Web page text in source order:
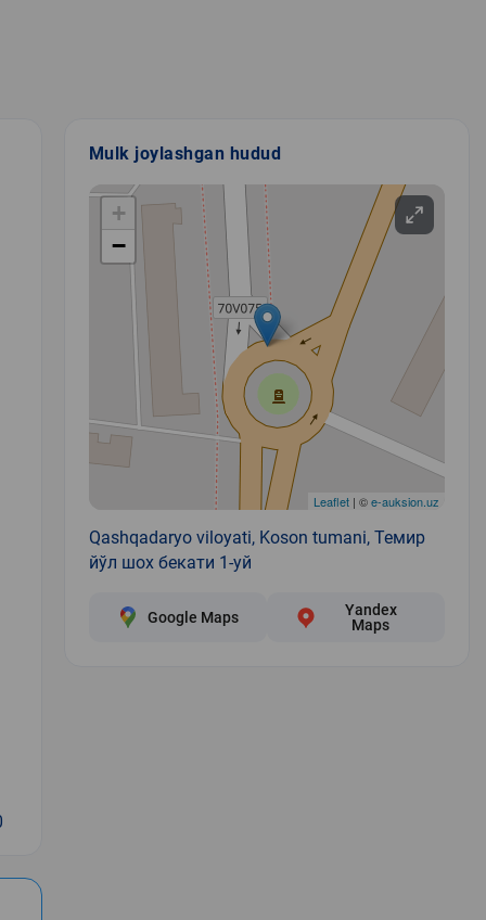
Mulk joylashgan hudud
+
−
Leaflet| ©e-auksion.uz
Qashqadaryo viloyati, Koson tumani, Темир
йўл шох бекати 1-уй
Google Maps
Yandex
Maps